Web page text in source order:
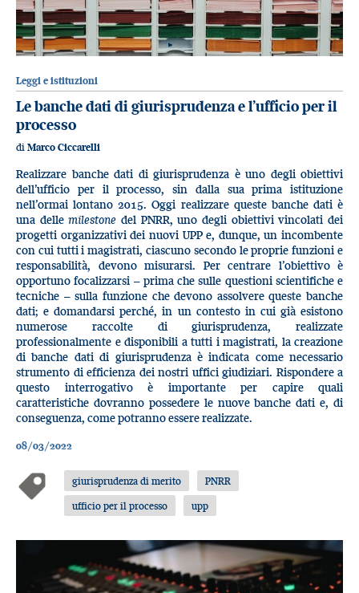
Leggi e istituzioni
Le banche dati di giurisprudenza e l’ufficio per il
processo
di Marco Ciccarelli
Realizzare banche dati di giurisprudenza è uno degli obiettivi
dell’ufficio per il processo, sin dalla sua prima istituzione
nell’ormai lontano 2015. Oggi realizzare queste banche dati è
una dellemilestone del PNRR, uno degli obiettivi vincolati dei
progetti organizzativi dei nuovi UPP e, dunque, un incombente
con cui tutti i magistrati, ciascuno secondo le proprie funzioni e
responsabilità, devono misurarsi. Per centrare l’obiettivo è
opportuno focalizzarsi – prima che sulle questioni scientifiche e
tecniche – sulla funzione che devono assolvere queste banche
dati; e domandarsi perché, in un contesto in cui già esistono
numerose raccolte di giurisprudenza, realizzate
professionalmente e disponibili a tutti i magistrati, la creazione
di banche dati di giurisprudenza è indicata come necessario
strumento di efficienza dei nostri uffici giudiziari. Rispondere a
questo interrogativo è importante per capire quali
caratteristiche dovranno possedere le nuove banche dati e, di
conseguenza, come potranno essere realizzate.
08/03/2022
giurisprudenza di merito
PNRR
ufficio per il processo
upp